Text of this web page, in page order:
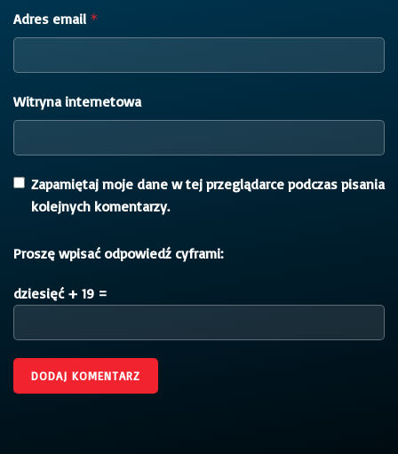
Adres email *
Witryna internetowa
Zapamiętaj moje dane w tej przeglądarce podczas pisania
kolejnych komentarzy.
Proszę wpisać odpowiedź cyframi:
dziesięć + 19 =